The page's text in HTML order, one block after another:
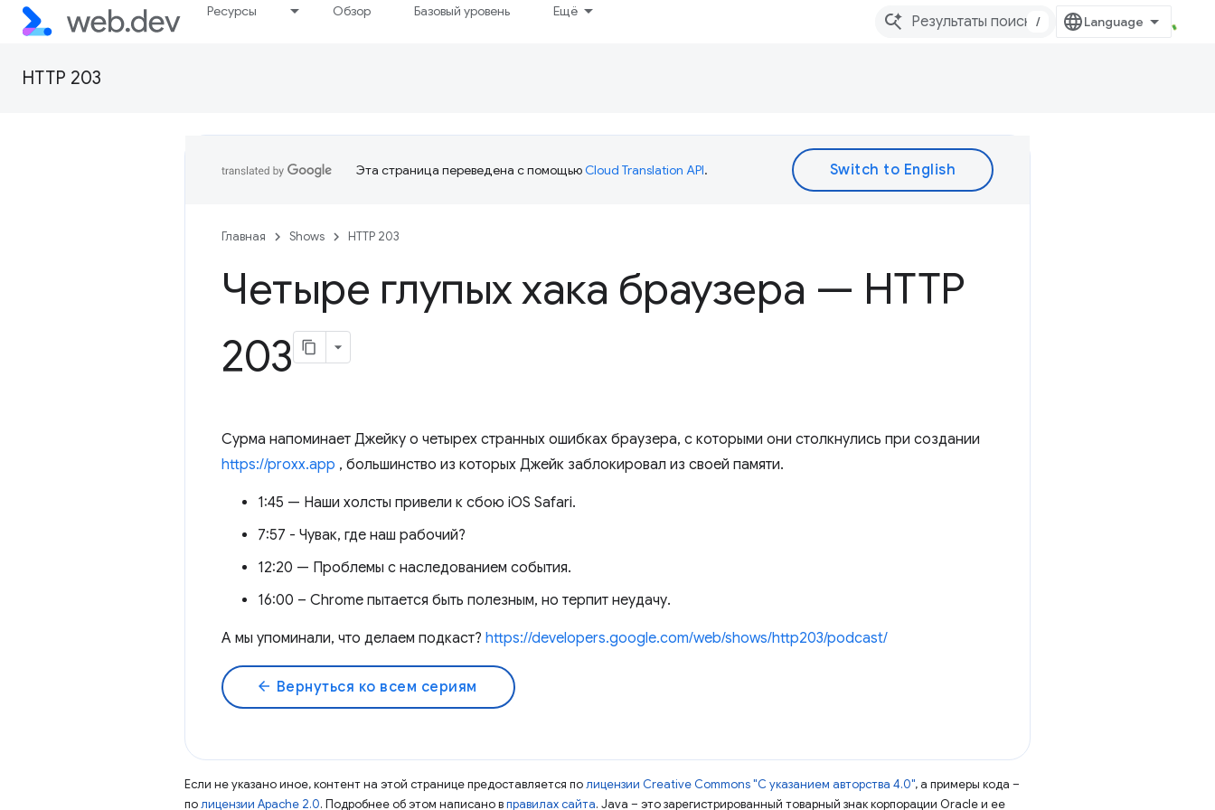
Ресурсы Обзор Базовый уровень Ещё
/
HTTP 203
Эта страница переведена с помощьюCloud Translation API.
Главная Shows HTTP 203
Четыре глупых хака браузера — HTTP
203
Сурма напоминает Джейку о четырех странных ошибках браузера, с которыми они столкнулись при создании
https://proxx.app , большинство из которых Джейк заблокировал из своей памяти.
1:45 — Наши холсты привели к сбою iOS Safari.
7:57 - Чувак, где наш рабочий?
12:20 — Проблемы с наследованием события.
16:00 – Chrome пытается быть полезным, но терпит неудачу.
А мы упоминали, что делаем подкаст? https://developers.google.com/web/shows/http203/podcast/
arrow_back Вернуться ко всем сериям
Если не указано иное, контент на этой странице предоставляется полицензии Creative Commons "С указанием авторства 4.0", а примеры кода –
полицензии Apache 2.0. Подробнее об этом написано вправилах сайта. Java – это зарегистрированный товарный знак корпорации Oracle и ее